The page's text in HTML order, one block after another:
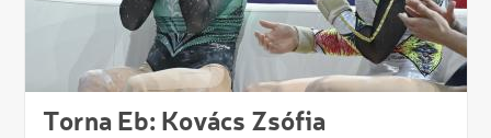
Torna Eb: Kovács Zsófia